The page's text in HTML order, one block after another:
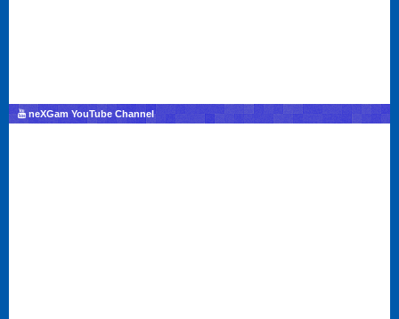
neXGam YouTube Channel